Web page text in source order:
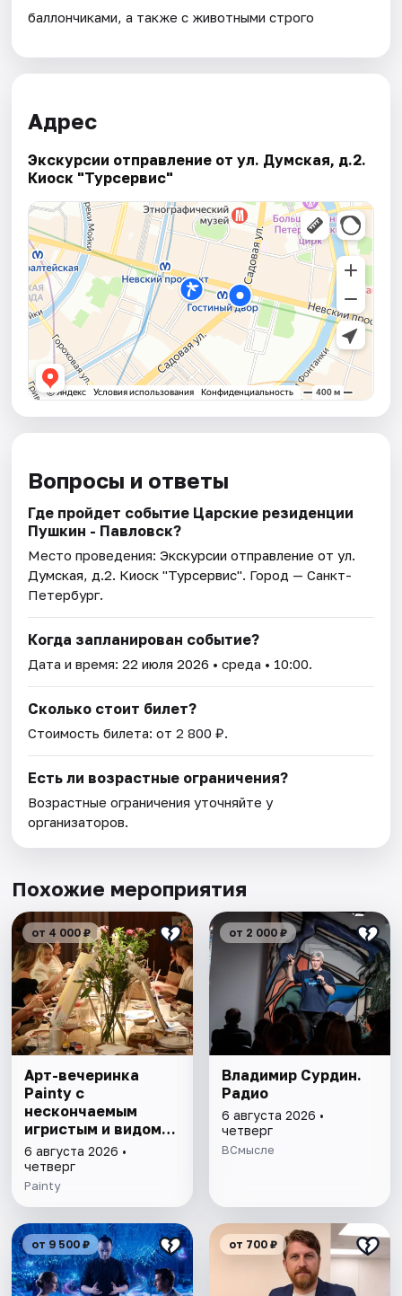
баллончиками, а также с животными строго
Адрес
Экскурсии отправление от ул. Думская, д.2.
Киоск "Турсервис"
Вопросы и ответы
Где пройдет событие Царские резиденции
Пушкин - Павловск?
Место проведения:Экскурсии отправление от ул.
Думская, д.2. Киоск "Турсервис". Город — Санкт-
Петербург.
Когда запланирован событие?
Дата и время:22 июля 2026 • среда • 10:00.
Сколько стоит билет?
Стоимость билета: от 2 800 ₽.
Есть ли возрастные ограничения?
Возрастные ограничения уточняйте у
организаторов.
Похожие мероприятия
от 4 000 ₽
Арт-вечеринка
Painty с
нескончаемым
игристым и видом
на Театр им. Андрея
Миронова
6 августа 2026 •
четверг
Painty
от 2 000 ₽
Владимир Сурдин.
Радио
6 августа 2026 •
четверг
ВСмысле
от 9 500 ₽ от 700 ₽